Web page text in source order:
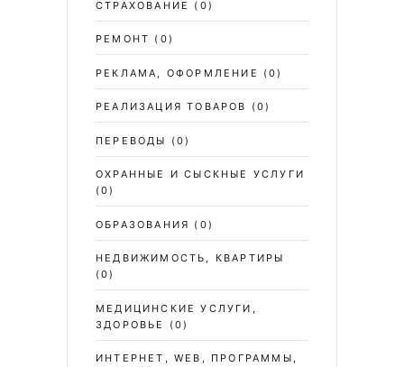
СТРАХОВАНИЕ (0)
РЕМОНТ (0)
РЕКЛАМА, ОФОРМЛЕНИЕ (0)
РЕАЛИЗАЦИЯ ТОВАРОВ (0)
ПЕРЕВОДЫ (0)
ОХРАННЫЕ И СЫСКНЫЕ УСЛУГИ
(0)
ОБРАЗОВАНИЯ (0)
НЕДВИЖИМОСТЬ, КВАРТИРЫ
(0)
МЕДИЦИНСКИЕ УСЛУГИ,
ЗДОРОВЬЕ
(0)
ИНТЕРНЕТ, WEB, ПРОГРАММЫ,